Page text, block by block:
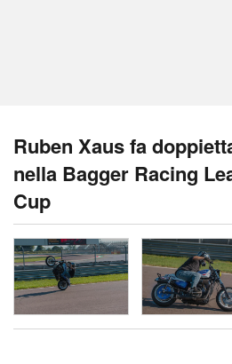
Ruben Xaus fa
nella Bagger Racing
Cup